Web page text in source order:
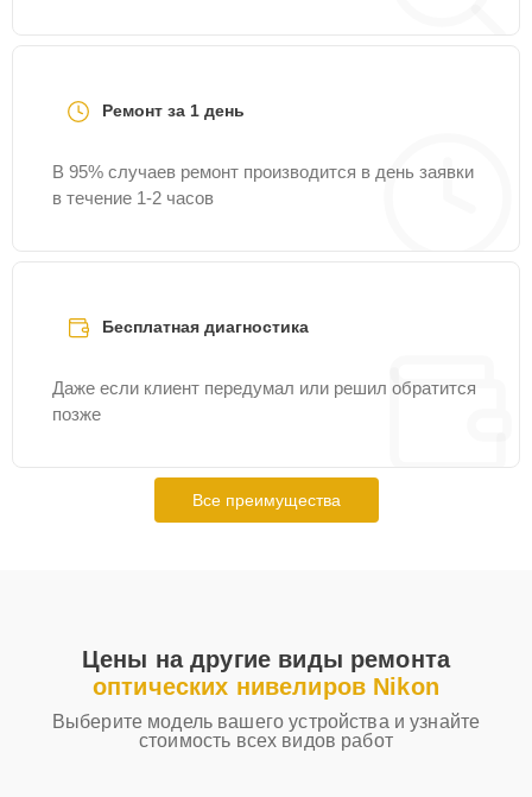
Ремонт за 1 день
В 95% случаев ремонт производится в день заявки
в течение 1-2 часов
Бесплатная диагностика
Даже если клиент передумал или решил обратится
позже
Все преимущества
Цены на другие виды ремонта
оптических нивелиров Nikon
Выберите модель вашего устройства и узнайте
стоимость всех видов работ